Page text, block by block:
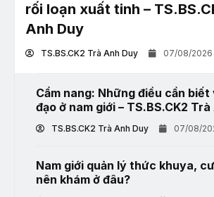
rối loạn xuất tinh –
Anh Duy
TS.BS.CK2 Trà Anh Duy 07/08/2026
Cẩm nang: Những điều cần biết
đạo ở nam giới – TS.BS.CK2
TS.BS.CK2 Trà Anh Duy 07/08/
Nam giới quản lý thức khuya,
nên khám ở đâu?